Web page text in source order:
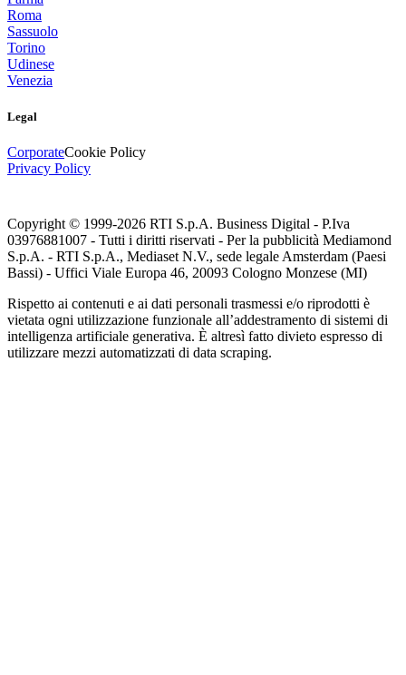
Roma
Sassuolo
Torino
Udinese
Venezia
Legal
CorporateCookie Policy
Privacy Policy
Copyright © 1999-2026 RTI S.p.A. Business Digital - P.Iva
03976881007 - Tutti i diritti riservati - Per la pubblicità Mediamond
S.p.A. - RTI S.p.A., Mediaset N.V., sede legale Amsterdam (Paesi
Bassi) - Uffici Viale Europa 46, 20093 Cologno Monzese (MI)
Rispetto ai contenuti e ai dati personali trasmessi e/o riprodotti è
vietata ogni utilizzazione funzionale all’addestramento di sistemi di
intelligenza artificiale generativa. È altresì fatto divieto espresso di
utilizzare mezzi automatizzati di data scraping.